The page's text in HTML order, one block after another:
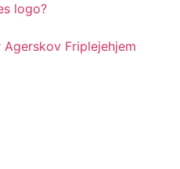
logo?
Friplejehjem